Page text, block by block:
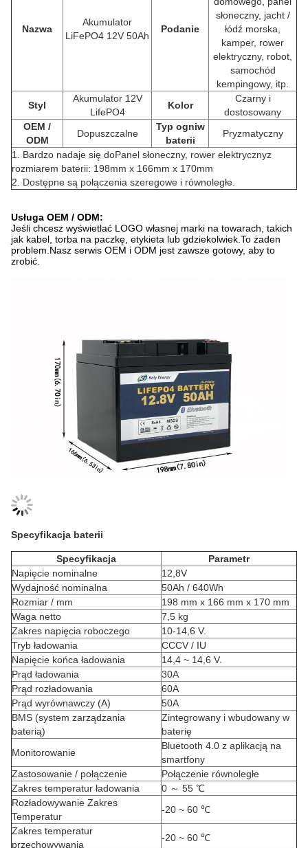
Nazwa
Akumulator
LiFePO4 12V 50Ah
Podanie
słoneczny, jacht /
łódź morska,
kamper, rower
elektryczny, robot,
samochód
kempingowy, itp.
Styl
Akumulator 12V
LifePO4
Kolor
Czarny i
dostosowany
OEM /
ODM
Dopuszczalne
Typ ogniw
baterii
Pryzmatyczny
1. Bardzo nadaje się doPanel słoneczny, rower elektrycznyz
rozmiarem baterii: 198mm x 166mm x 170mm
2. Dostępne są połączenia szeregowe i równoległe.
Usługa OEM / ODM:
Jeśli chcesz wyświetlać LOGO własnej marki na towarach, takich
jak kabel, torba na paczkę, etykieta lub gdziekolwiek.To żaden
problem.Nasz serwis OEM i ODM jest zawsze gotowy, aby to
zrobić.
Specyfikacja baterii
Specyfikacja
Parametr
Napięcie nominalne
12,8V
Wydajność nominalna
50Ah / 640Wh
Rozmiar / mm
198 mm x 166 mm x 170 mm
Waga netto
7,5 kg
Zakres napięcia roboczego
10-14,6 V.
Tryb ładowania
CCCV / IU
Napięcie końca ładowania
14,4 ~ 14,6 V.
Prąd ładowania
30A
Prąd rozładowania
60A
Prąd wyrównawczy (A)
50A
BMS (system zarządzania
baterią)
Zintegrowany i wbudowany w
baterię
Monitorowanie
Bluetooth 4.0 z aplikacją na
smartfony
Zastosowanie / połączenie
Połączenie równoległe
Zakres temperatur ładowania
0 ～ 55 ℃
Rozładowywanie Zakres
Temperatur
-20 ~ 60 ℃
Zakres temperatur
przechowywania
-20 ~ 60 ℃